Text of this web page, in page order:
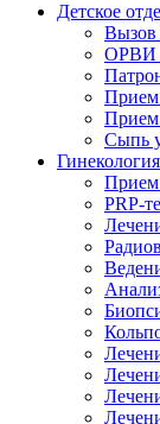
Детское
Вызов
ОРВИ
Прием
Прием
Сыпь
Гинекология
Прием
PRP-